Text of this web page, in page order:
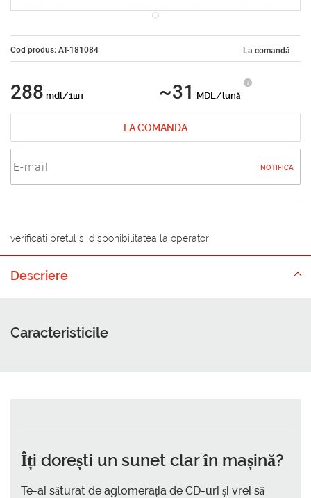
Cod produs: AT-181084 La comandă
288 mdl/1шт ~31 MDL/lună
LA COMANDA
NOTIFICA
verificati pretul si disponibilitatea la operator
Descriere
Caracteristicile
Îți dorești un sunet clar în mașină?
Te-ai săturat de aglomerația de CD-uri și vrei să